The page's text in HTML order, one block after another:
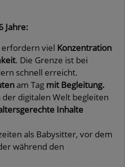
Jahre:
viel Konzentration
. Die Grenze ist bei
schnell erreicht.
am Tag mit Begleitung.
digitalen Welt begleiten
Inhalte
als Babysitter, vor dem
während den